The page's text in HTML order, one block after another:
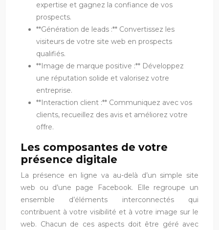
expertise et gagnez la confiance de vos
prospects.
**Génération de leads :** Convertissez les
visiteurs de votre site web en prospects
qualifiés.
**Image de marque positive :** Développez
une réputation solide et valorisez votre
entreprise.
**Interaction client :** Communiquez avec vos
clients, recueillez des avis et améliorez votre
offre.
Les composantes de votre
présence digitale
La présence en ligne va au-delà d’un simple site
web ou d’une page Facebook. Elle regroupe un
ensemble d’éléments interconnectés qui
contribuent à votre visibilité et à votre image sur le
web. Chacun de ces aspects doit être géré avec